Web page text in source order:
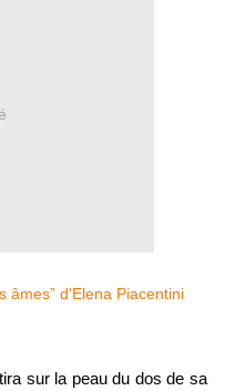
sur la peau du dos de sa